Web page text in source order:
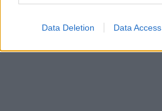
Data Deletion Data Access